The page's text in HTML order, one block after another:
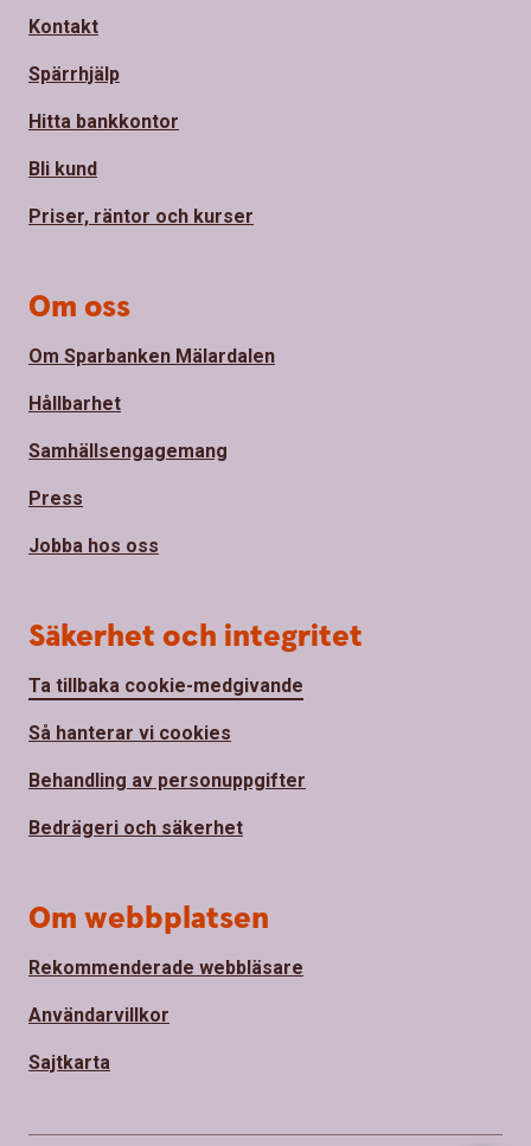
Kontakt
Spärrhjälp
Hitta bankkontor
Bli kund
Priser, räntor och kurser
Om oss
Om Sparbanken Mälardalen
Hållbarhet
Samhällsengagemang
Press
Jobba hos oss
Säkerhet och integritet
Ta tillbaka cookie-medgivande
Så hanterar vi cookies
Behandling av personuppgifter
Bedrägeri och säkerhet
Om webbplatsen
Rekommenderade webbläsare
Användarvillkor
Sajtkarta